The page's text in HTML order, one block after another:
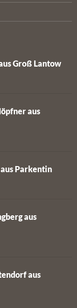
Groß Lantow
aus
Parkentin
aus
aus